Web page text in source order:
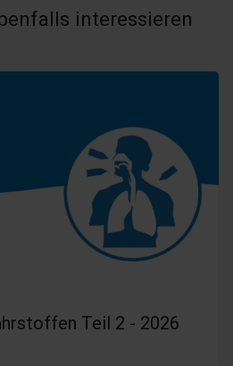
interessieren
Teil 2 - 2026